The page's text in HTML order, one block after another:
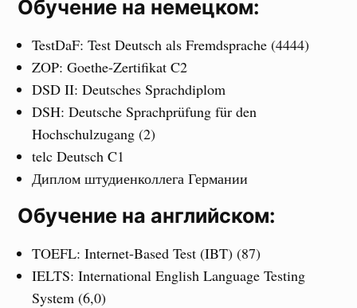
Обучение на немецком:
TestDaF: Test Deutsch als Fremdsprache (4444)
ZOP: Goethe-Zertifikat C2
DSD II: Deutsches Sprachdiplom
DSH: Deutsche Sprachprüfung für den
Hochschulzugang (2)
telc Deutsch C1
Диплом штудиенколлега Германии
Обучение на английском:
TOEFL: Internet-Based Test (IBT) (87)
IELTS: International English Language Testing
System (6,0)